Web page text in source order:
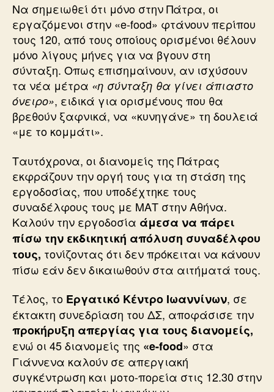
Να σημειωθεί ότι μόνο στην Πάτρα, οι
εργαζόμενοι στην «e-food» φτάνουν περίπου
τους 120, από τους οποίους ορισμένοι θέλουν
μόνο λίγους μήνες για να βγουν στη
σύνταξη. Οπως επισημαίνουν, αν ισχύσουν
τα νέα μέτρα «η σύνταξη θα γίνει άπιαστο
όνειρο», ειδικά για ορισμένους που θα
βρεθούν ξαφνικά, να «κυνηγάνε» τη δουλειά
«με το κομμάτι».
Ταυτόχρονα, οι διανομείς της Πάτρας
εκφράζουν την οργή τους για τη στάση της
εργοδοσίας, που υποδέχτηκε τους
συναδέλφους τους με ΜΑΤ στην Αθήνα.
Καλούν την εργοδοσία άμεσα να πάρει
πίσω την εκδικητική απόλυση συναδέλφου
τους, τονίζοντας ότι δεν πρόκειται να κάνουν
πίσω εάν δεν δικαιωθούν στα αιτήματά τους.
Τέλος, το Εργατικό Κέντρο Ιωαννίνων, σε
έκτακτη συνεδρίαση του ΔΣ, αποφάσισε την
προκήρυξη απεργίας για τους διανομείς,
ενώ οι 45 διανομείς της «e-food» στα
Γιάννενα καλούν σε απεργιακή
συγκέντρωση και μοτο-πορεία στις 12.30 στην